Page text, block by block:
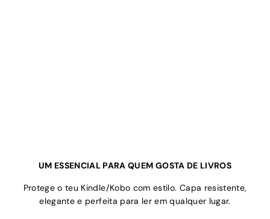
UM ESSENCIAL PARA QUEM GOSTA DE LIVROS
Protege o teu Kindle/Kobo com estilo. Capa resistente,
elegante e perfeita para ler em qualquer lugar.